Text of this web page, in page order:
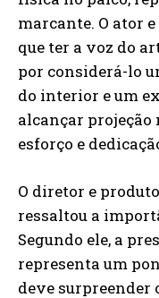
marcante. O ator
que ter a voz do
por considerá-lo
do interior e um
alcançar
esforço e
O diretor e
ressaltou a
Segundo ele, a
representa um
deve surpreender